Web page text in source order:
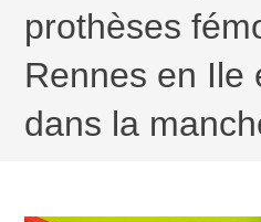
prothèses
Rennes en Ile
dans la